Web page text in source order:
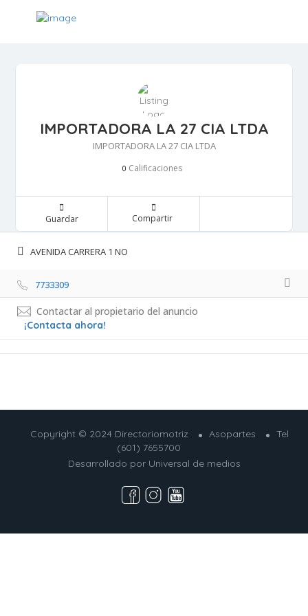
IMPORTADORA LA 27 CIA LTDA
IMPORTADORA LA 27 CIA LTDA
0 Calificaciones
Guardar Compartir
AVENIDA CARRERA 1 NO
7733309
Contactar al propietario del anuncio
¡Contacta ahora!
Copyright © 2024 Directoriomotriz Asopartes
Tel
(601) 7655700
Desarrollado por Universal de medios